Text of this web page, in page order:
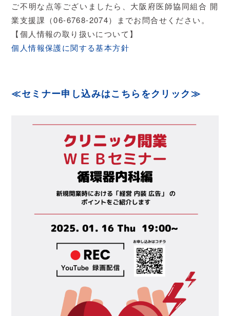
ご不明な点等ございましたら、大阪府医師協同組合 開
業支援課（06-6768-2074）までお問合せください。
【個人情報の取り扱いについて】
個人情報保護に関する基本方針
≪セミナー申し込みはこちらをクリック≫